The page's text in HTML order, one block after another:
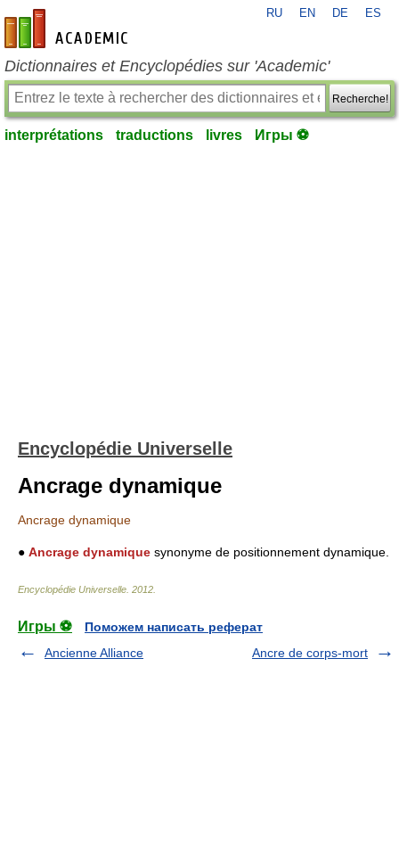
fr-academic.com
RU EN DE ES
Dictionnaires et Encyclopédies sur 'Academic'
Recherche!
interprétations traductions livres Игры ⚽
Encyclopédie Universelle
Ancrage dynamique
Ancrage dynamique
● Ancrage dynamique synonyme de positionnement dynamique.
Encyclopédie Universelle 2012
Игры ⚽
Поможем написать реферат
Ancienne Alliance
Ancre de corps-mort